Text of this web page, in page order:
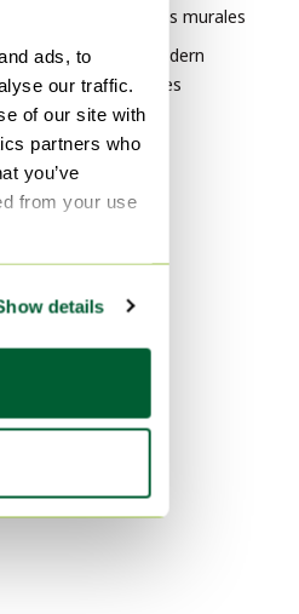
ads, to
our traffic.
of our site with
partners who
you’ve
from your use
details
Vintage Armoires murales
Mid Century Modern
Armoires murales